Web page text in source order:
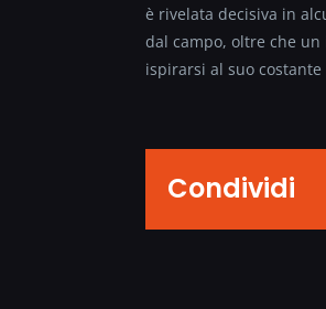
è rivelata decisiva in
dal campo, oltre che
ispirarsi al suo
Condividi